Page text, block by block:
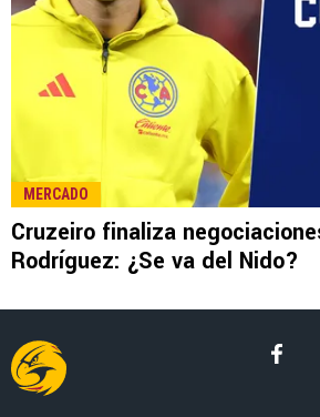
LEE TAMBIÉN